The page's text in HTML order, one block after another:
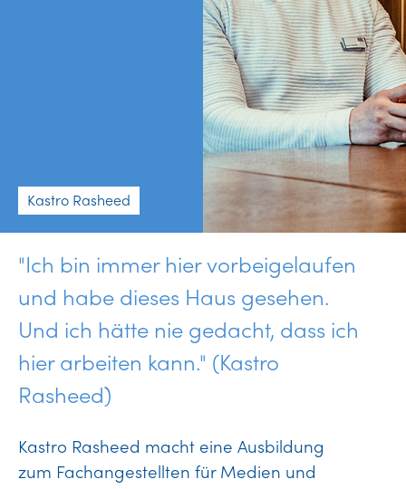
Kastro Rasheed
"Ich bin immer hier vorbeigelaufen
und habe dieses Haus gesehen.
Und ich hätte nie gedacht, dass ich
hier arbeiten kann." (Kastro
Rasheed)
Kastro Rasheed macht eine Ausbildung
zum Fachangestellten für Medien und